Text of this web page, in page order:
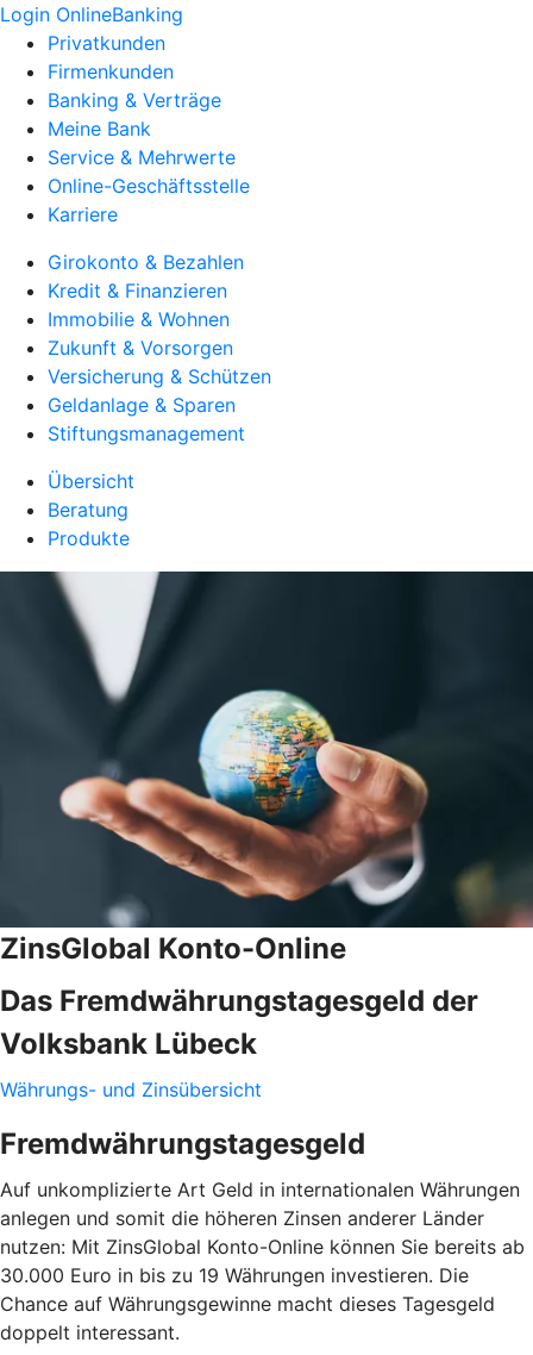
Login OnlineBanking
Privatkunden
Firmenkunden
Banking & Verträge
Meine Bank
Service & Mehrwerte
Online-Geschäftsstelle
Karriere
Girokonto & Bezahlen
Kredit & Finanzieren
Immobilie & Wohnen
Zukunft & Vorsorgen
Versicherung & Schützen
Geldanlage & Sparen
Stiftungsmanagement
Übersicht
Beratung
Produkte
ZinsGlobal Konto-Online
Das Fremdwährungstagesgeld der
Volksbank Lübeck
Währungs- und Zinsübersicht
Fremdwährungstagesgeld
Auf unkomplizierte Art Geld in internationalen Währungen
anlegen und somit die höheren Zinsen anderer Länder
nutzen: Mit ZinsGlobal Konto-Online können Sie bereits ab
30.000 Euro in bis zu 19 Währungen investieren. Die
Chance auf Währungsgewinne macht dieses Tagesgeld
doppelt interessant.